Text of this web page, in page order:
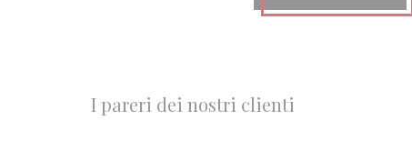
I pareri dei nostri clienti